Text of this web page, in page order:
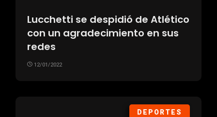
Lucchetti se despidió de Atlético
con un agradecimiento en sus
redes
12/01/2022
DEPORTES